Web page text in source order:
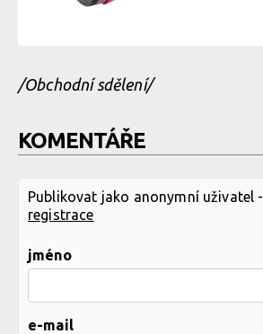
/Obchodní sdělení/
KOMENTÁŘE
Publikovat jako anonymní uživatel -
registrace
jméno
e-mail